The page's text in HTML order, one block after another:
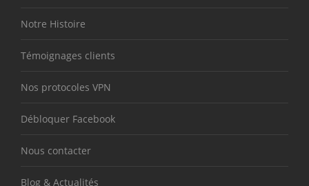
Notre Histoire
Témoignages clients
Nos protocoles VPN
Débloquer Facebook
Nous contacter
Blog & Actualités